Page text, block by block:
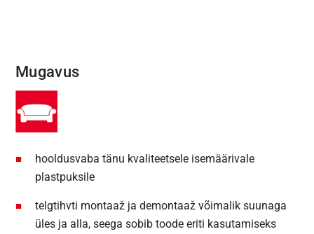
Mugavus
hooldusvaba tänu kvaliteetsele isemäärivale
plastpuksile
telgtihvti montaaž ja demontaaž võimalik suunaga
üles ja alla, seega sobib toode eriti kasutamiseks